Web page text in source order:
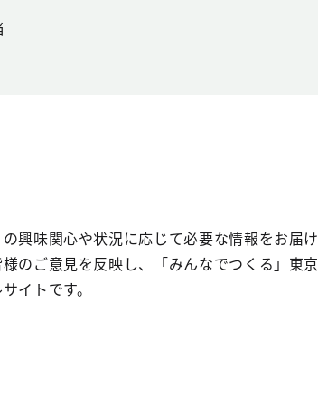
興味関心や状況に応じて必要な情報をお届け
のご意見を反映し、「みんなでつくる」東京
イトです。